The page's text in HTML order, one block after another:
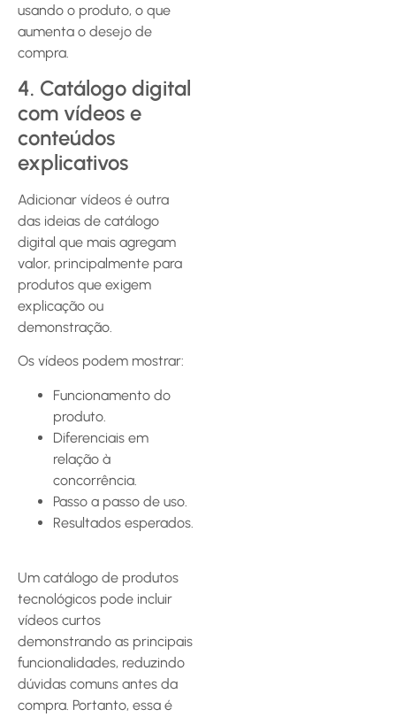
usando o produto, o que
aumenta o desejo de
compra.
4. Catálogo digital
com vídeos e
conteúdos
explicativos
Adicionar vídeos é outra
das ideias de catálogo
digital que mais agregam
valor, principalmente para
produtos que exigem
explicação ou
demonstração.
Os vídeos podem mostrar:
Funcionamento do
produto.
Diferenciais em
relação à
concorrência.
Passo a passo de uso.
Resultados esperados.
Um catálogo de produtos
tecnológicos pode incluir
vídeos curtos
demonstrando as principais
funcionalidades, reduzindo
dúvidas comuns antes da
compra. Portanto, essa é